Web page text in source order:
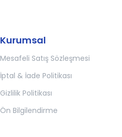
Kurumsal
Mesafeli Satış Sözleşmesi
İptal & İade Politikası
Gizlilik Politikası
Ön Bilgilendirme